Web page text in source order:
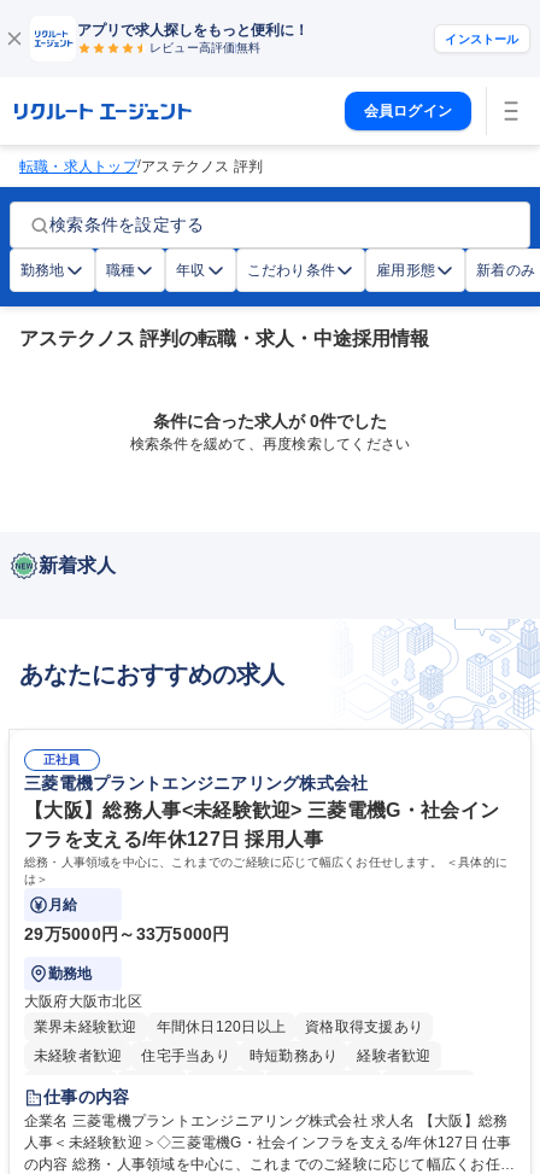
アプリで求人探しをもっと便利に！
レビュー高評価無料
インストール
会員ログイン
転職・求人トップ/アステクノス 評判
検索条件を設定する
勤務地 職種 年収 こだわり条件 雇用形態 新着のみ
アステクノス 評判の転職・求人・中途採用情報
条件に合った求人が 0件でした
検索条件を緩めて、再度検索してください
新着求人
あなたにおすすめの求人
正社員
三菱電機プラントエンジニアリング株式会社
【大阪】総務人事<未経験歓迎> 三菱電機G・社会イン
フラを支える/年休127日 採用人事
総務・人事領域を中心に、これまでのご経験に応じて幅広くお任せします。 ＜具体的に
は＞
月給
29万5000円～33万5000円
勤務地
大阪府大阪市北区
業界未経験歓迎
年間休日120日以上
資格取得支援あり
未経験者歓迎
住宅手当あり 時短勤務あり
経験者歓迎
退職金あり
駅近5分以内
土日祝休み 服装自由 寮・社宅あり 食事補助あり
仕事の内容
企業名 三菱電機プラントエンジニアリング株式会社 求人名 【大阪】総務
人事＜未経験歓迎＞◇三菱電機G・社会インフラを支える/年休127日 仕事
の内容 総務・人事領域を中心に、これまでのご経験に応じて幅広くお任せ